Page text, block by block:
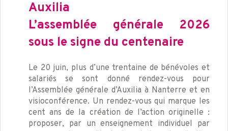
Auxilia
L’assemblée générale 2026
sous le signe du centenaire
Le 20 juin, plus d’une trentaine de bénévoles et
salariés se sont donné rendez-vous pour
l’Assemblée générale d’Auxilia à Nanterre et en
visioconférence. Un rendez-vous qui marque les
cent ans de la création de l’action originelle :
proposer, par un enseignement individuel par